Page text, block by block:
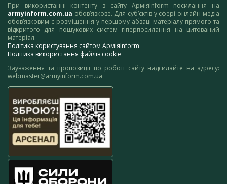
При використанні контенту з сайту АрміяInform посилання на
armyinform.com.ua обов’язкове. Для суб’єктів у сфері онлайн-медіа
обов’язковим є розміщення у першому абзаці матеріалу прямого та
відкритого для пошукових систем гіперпосилання на цитований
матеріал.
Політика користування сайтом АрміяInform
Політика використання файлів cookie
Зауваження та пропозиції по роботі сайту надсилайте на адресу:
webmaster@armyinform.com.ua